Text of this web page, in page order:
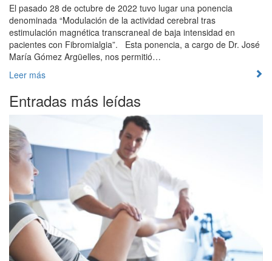
El pasado 28 de octubre de 2022 tuvo lugar una ponencia
denominada “Modulación de la actividad cerebral tras
estimulación magnética transcraneal de baja intensidad en
pacientes con Fibromialgia”. Esta ponencia, a cargo de Dr. José
María Gómez Argüelles, nos permitió…
Leer más
Entradas más leídas